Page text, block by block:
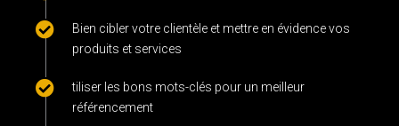
Bien cibler votre clientèle et mettre en évidence vos
produits et services
tiliser les bons mots-clés pour un meilleur
référencement